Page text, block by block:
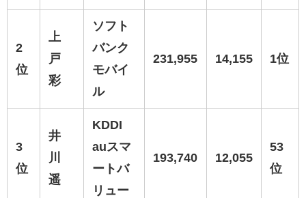
2
位
上
戸
彩
ソフト
バンク
モバイ
ル
231,955 14,155 1位
3
位
井
川
遥
KDDI
auスマ
ートバ
リュー
193,740 12,055
53
位